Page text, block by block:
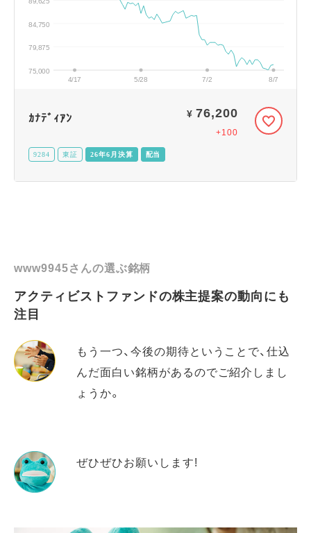
75,000
79,875
84,750
4/17 5/28 7/2 8/7
ｶﾅﾃﾞｨｱﾝ ¥76,200
+100
9284 東証 26年6月決算 配当
www9945さんの選ぶ銘柄
アクティビストファンドの株主提案の動向にも
注目
もう一つ、今後の期待ということで、仕込
んだ面白い銘柄があるのでご紹介しまし
ょうか。
ぜひぜひお願いします!